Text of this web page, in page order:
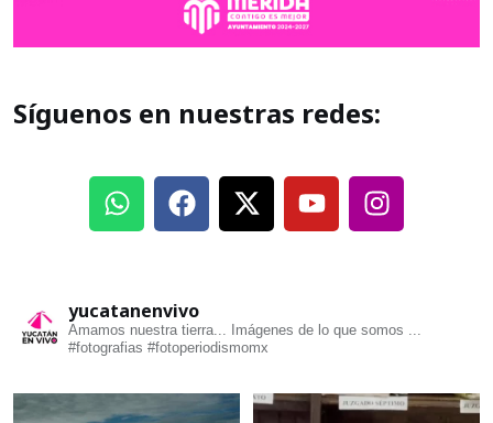
Síguenos en nuestras redes:
yucatanenvivo
Amamos nuestra tierra... Imágenes de lo que somos ...
#fotografias #fotoperiodismomx